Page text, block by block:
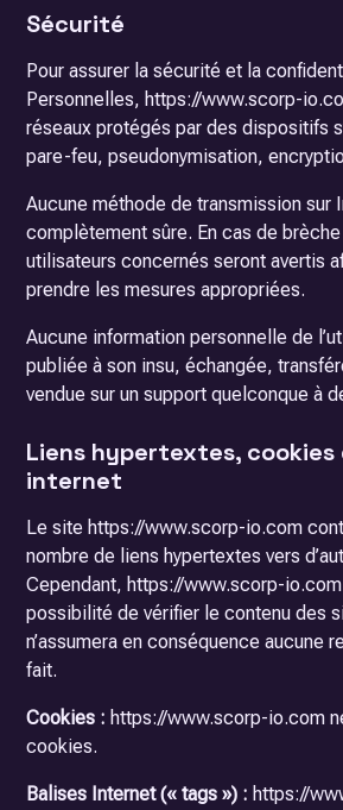
Sécurité
Pour assurer la sécurité et la
Personnelles, https://www.scorp-
réseaux protégés par des dispositifs
pare-feu, pseudonymisation,
Aucune méthode de transmission sur
complètement sûre. En cas de
utilisateurs concernés seront avertis
prendre les mesures appropriées.
Aucune information personnelle de
publiée à son insu, échangée,
vendue sur un support quelconque à
Liens hypertextes, cookies
internet
Le site https://www.scorp-io.com
nombre de liens hypertextes vers
Cependant, https://www.scorp-io.com
possibilité de vérifier le contenu des
n’assumera en conséquence aucune
fait.
Cookies : https://www.scorp-io.com
cookies.
Balises Internet (« tags ») : https://